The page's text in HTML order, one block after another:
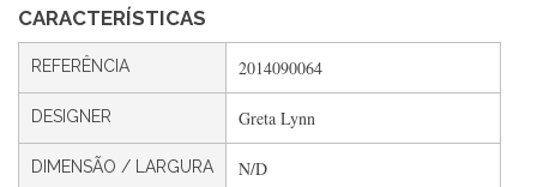
CARACTERÍSTICAS
REFERÊNCIA 2014090064
DESIGNER Greta Lynn
DIMENSÃO / LARGURA N/D
Silvia André
Gostei ,Serviço bastante rápido. recomendo